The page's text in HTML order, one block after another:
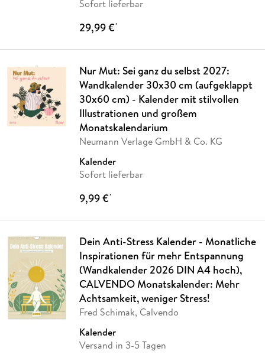
Sofort lieferbar
29,99 €*
Nur Mut: Sei ganz du selbst 2027:
Wandkalender 30x30 cm (aufgeklappt
30x60 cm) - Kalender mit stilvollen
Illustrationen und großem
Monatskalendarium
Neumann Verlage GmbH & Co. KG
Kalender
Sofort lieferbar
9,99 €*
Dein Anti-Stress Kalender - Monatliche
Inspirationen für mehr Entspannung
(Wandkalender 2026 DIN A4 hoch),
CALVENDO Monatskalender: Mehr
Achtsamkeit, weniger Stress!
Fred Schimak, Calvendo
Kalender
Versand in 3-5 Tagen